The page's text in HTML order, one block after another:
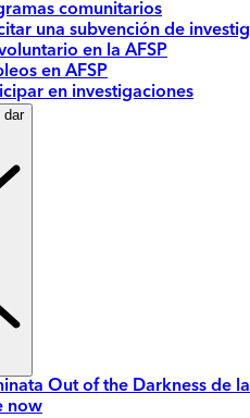
comunitarios
una subvención de
en la AFSP
en AFSP
en investigaciones
dar
Out of the Darkness de la
now